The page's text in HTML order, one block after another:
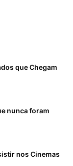
que Chegam
nunca foram
nos Cinemas